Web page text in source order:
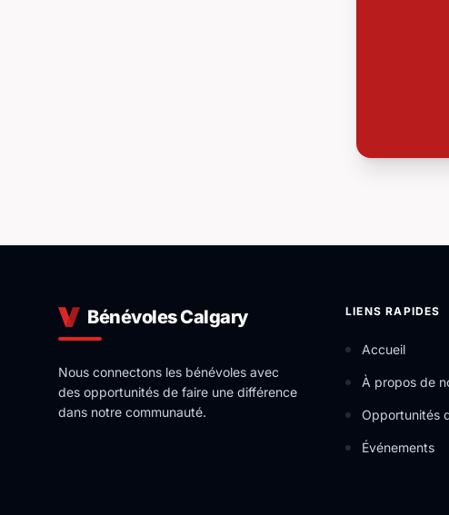
Bénévoles Calgary
Nous connectons les bénévoles avec
des opportunités de faire une différence
dans notre communauté.
LIENS RAPIDES
Accueil
À propos de
Opportunités
Événements